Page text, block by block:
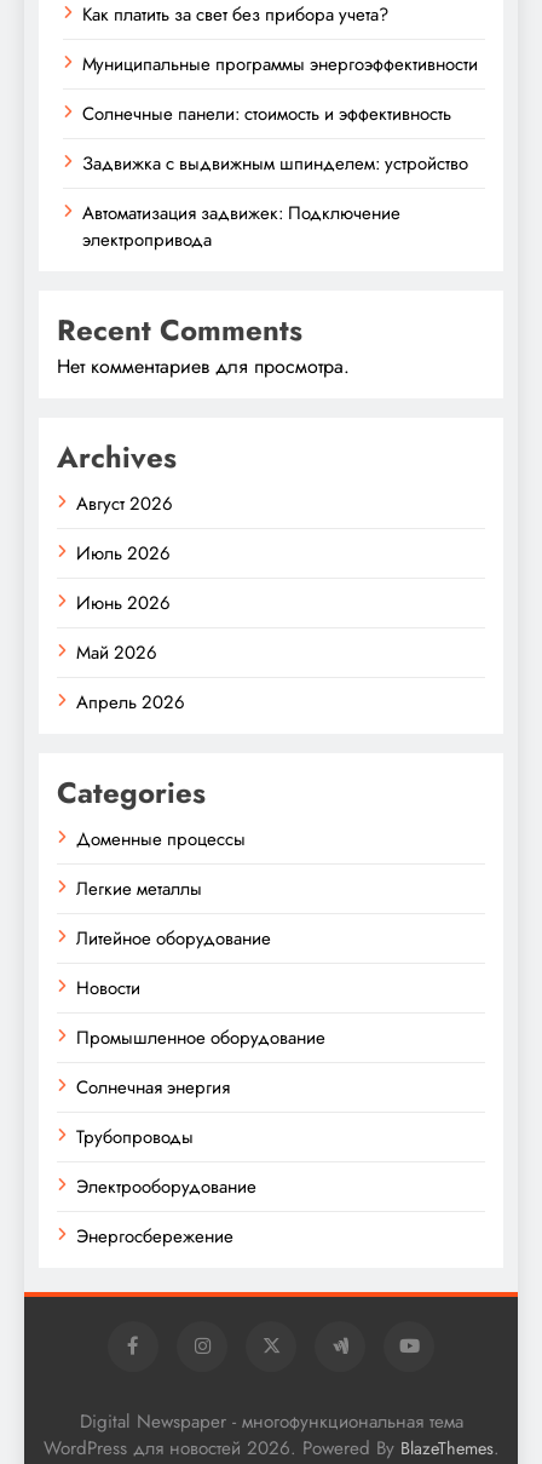
Как платить за свет без прибора учета?
Муниципальные программы энергоэффективности
Солнечные панели: стоимость и эффективность
Задвижка с выдвижным шпинделем: устройство
Автоматизация задвижек: Подключение
электропривода
Recent Comments
Нет комментариев для просмотра.
Archives
Август 2026
Июль 2026
Июнь 2026
Май 2026
Апрель 2026
Categories
Доменные процессы
Легкие металлы
Литейное оборудование
Новости
Промышленное оборудование
Солнечная энергия
Трубопроводы
Электрооборудование
Энергосбережение
Digital Newspaper - многофункциональная тема
WordPress для новостей 2026. Powered By BlazeThemes.